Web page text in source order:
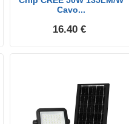
Cavo...
16.40 €